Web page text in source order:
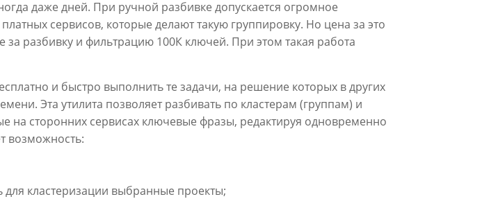
даже дней. При ручной разбивке допускается огромное
сервисов, которые делают такую группировку. Но цена за это
за разбивку и фильтрацию 100К ключей. При этом такая работа
и быстро выполнить те задачи, на решение которых в других
Эта утилита позволяет разбивать по кластерам (группам) и
на сторонних сервисах ключевые фразы, редактируя одновременно
возможность:
кластеризации выбранные проекты;